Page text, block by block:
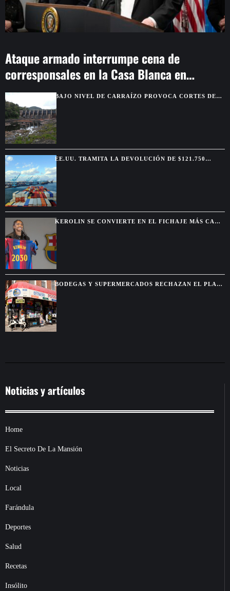
Ataque armado interrumpe cena de
corresponsales en la Casa Blanca en
WashingtonBAJO NIVEL DE CARRAÍZO PROVOCA CORTES DE
EE.UU. TRAMITA LA DEVOLUCIÓN DE $121.750
MILLONES POR ARANCELES ANULADOS
KEROLIN SE CONVIERTE EN EL FICHAJE MÁS CARO
BODEGAS Y SUPERMERCADOS RECHAZAN EL PLAN
MUNICIPAL DE MAMDANI
Noticias y artículos
Home
El Secreto De La Mansión
Noticias
Local
Farándula
Deportes
Salud
Recetas
Insólito